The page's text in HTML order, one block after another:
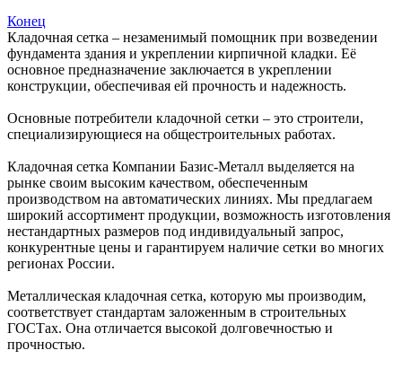
Конец
Кладочная сетка – незаменимый помощник при возведении
фундамента здания и укреплении кирпичной кладки. Её
основное предназначение заключается в укреплении
конструкции, обеспечивая ей прочность и надежность.
Основные потребители кладочной сетки – это строители,
специализирующиеся на общестроительных работах.
Кладочная сетка Компании Базис-Металл выделяется на
рынке своим высоким качеством, обеспеченным
производством на автоматических линиях. Мы предлагаем
широкий ассортимент продукции, возможность изготовления
нестандартных размеров под индивидуальный запрос,
конкурентные цены и гарантируем наличие сетки во многих
регионах России.
Металлическая кладочная сетка, которую мы производим,
соответствует стандартам заложенным в строительных
ГОСТах. Она отличается высокой долговечностью и
прочностью.